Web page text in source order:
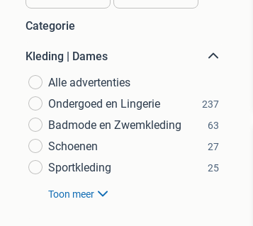
Categorie
Kleding | Dames
Alle advertenties
Ondergoed en Lingerie
237
Badmode en Zwemkleding 63
Schoenen 27
Sportkleding 25
Toon meer